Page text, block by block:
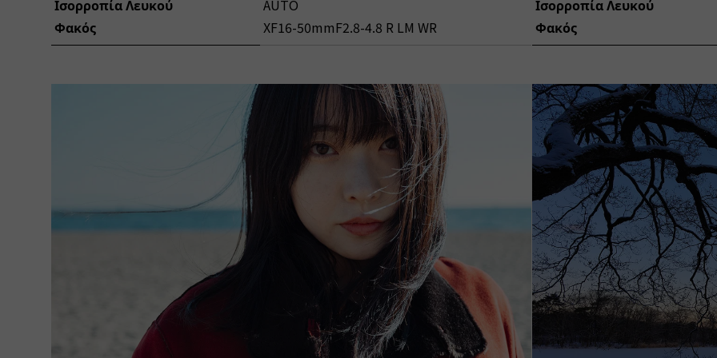
Ισορροπία Λευκού
Φακός
AUTO
XF16-50mmF2.8-4.8 R LM WR
Ισορροπία Λευκού
Φακός